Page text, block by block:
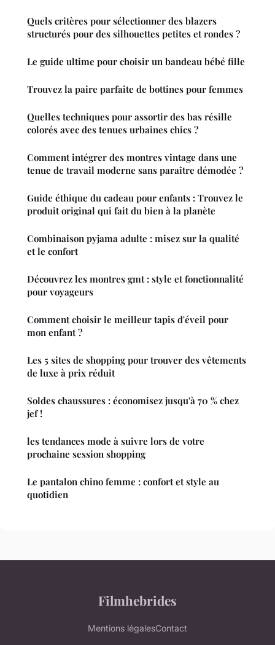
Quels critères pour sélectionner des blazers
structurés pour des silhouettes petites et rondes ?
Le guide ultime pour choisir un bandeau bébé fille
Trouvez la paire parfaite de bottines pour femmes
Quelles techniques pour assortir des bas résille
colorés avec des tenues urbaines chics ?
Comment intégrer des montres vintage dans une
tenue de travail moderne sans paraître démodée ?
Guide éthique du cadeau pour enfants : Trouvez le
produit original qui fait du bien à la planète
Combinaison pyjama adulte : misez sur la qualité
et le confort
Découvrez les montres gmt : style et fonctionnalité
pour voyageurs
Comment choisir le meilleur tapis d'éveil pour
mon enfant ?
Les 5 sites de shopping pour trouver des vêtements
de luxe à prix réduit
Soldes chaussures : économisez jusqu'à 70 % chez
jef !
les tendances mode à suivre lors de votre
prochaine session shopping
Le pantalon chino femme : confort et style au
quotidien
Filmhebrides
Mentions légalesContact